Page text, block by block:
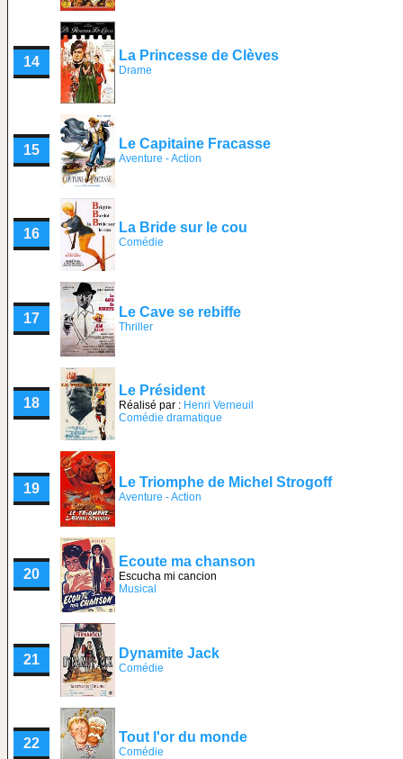
14 La Princesse de Clèves
Drame
15 Le Capitaine Fracasse
Aventure - Action
16 La Bride sur le cou
Comédie
17 Le Cave se rebiffe
Thriller
18
Le Président
Réalisé par : Henri Verneuil
Comédie dramatique
19 Le Triomphe de Michel Strogoff
Aventure - Action
20
Ecoute ma chanson
Escucha mi cancion
Musical
21 Dynamite Jack
Comédie
22 Tout l'or du monde
Comédie